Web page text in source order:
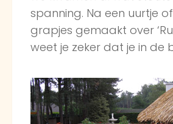
spanning. Na een uurtje
grapjes gemaakt over
weet je zeker dat je in de